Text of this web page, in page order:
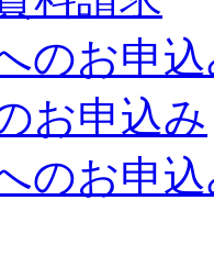
のお申
お申込み
のお申